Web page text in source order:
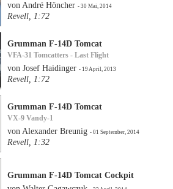
von André Höncher- 30 Mai, 2014
Revell, 1:72
Grumman F-14D Tomcat
VFA-31 Tomcatters - Last Flight
von Josef Haidinger- 19 April, 2013
Revell, 1:72
Grumman F-14D Tomcat
VX-9 Vandy-1
von Alexander Breunig- 01 September, 2014
Revell, 1:32
Grumman F-14D Tomcat Cockpit